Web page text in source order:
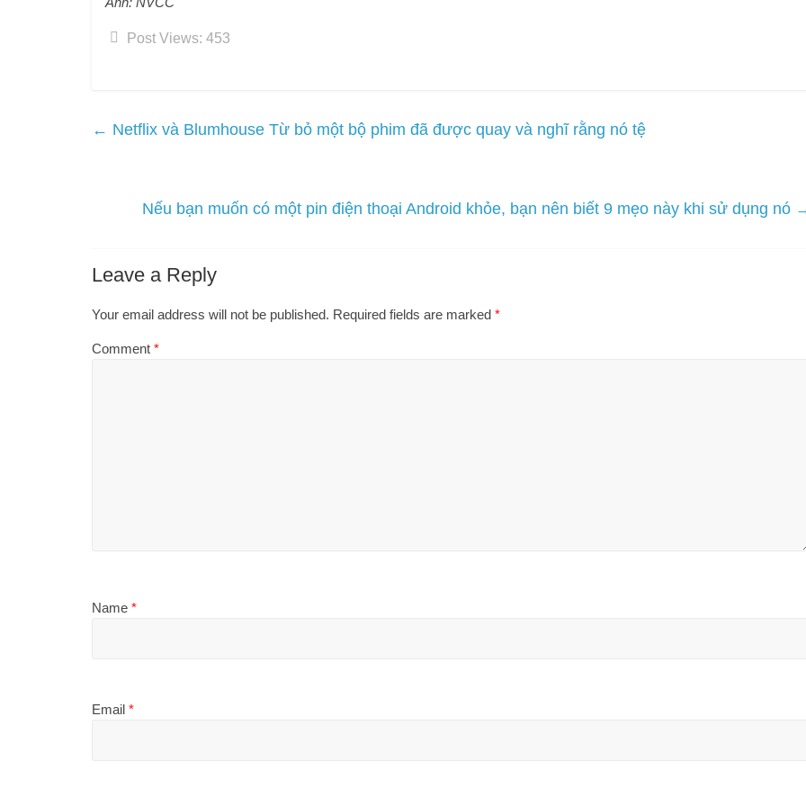
Post Views: 453
← Netflix và Blumhouse Từ bỏ một bộ phim đã được quay và nghĩ rằng nó tệ
Nếu bạn muốn có một pin điện thoại Android khỏe, bạn nên biết 9 mẹo này khi sử dụng nó
Leave a Reply
Your email address will not be published. Required fields are marked *
Comment *
Name *
Email *